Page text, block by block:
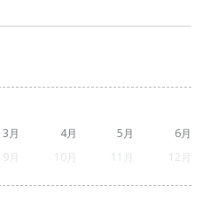
3 4 5
6
9 10 11 12